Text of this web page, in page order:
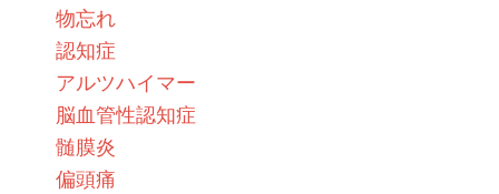
物忘れ
認知症
アルツハイマー
脳血管性認知症
髄膜炎
偏頭痛